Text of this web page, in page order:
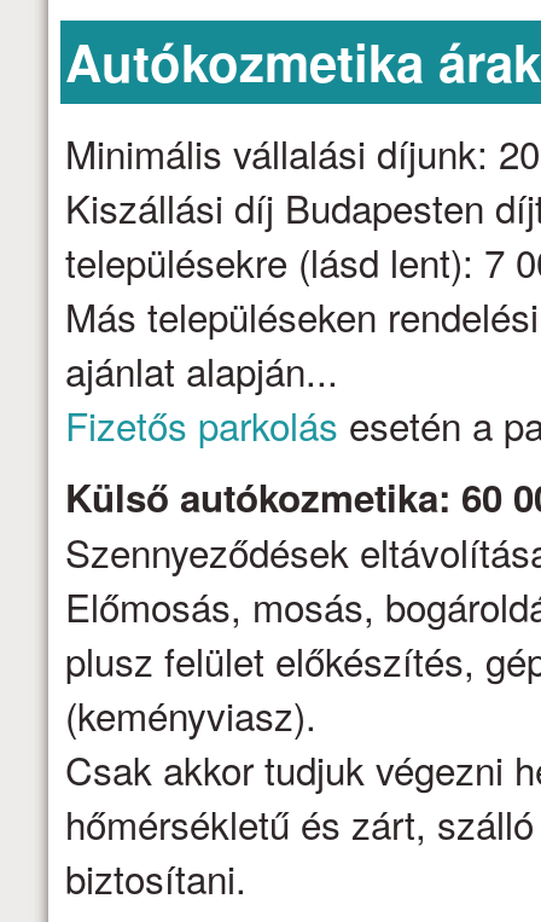
Autókozmetika árak
Minimális vállalási díjunk:
Kiszállási díj Budapesten
településekre (lásd lent): 7
Más településeken
ajánlat alapján...
Fizetős parkolás esetén a
Külső autókozmetika: 60
Szennyeződések
Előmosás, mosás,
plusz felület előkészítés,
(keményviasz).
Csak akkor tudjuk végezni
hőmérsékletű és zárt,
biztosítani.